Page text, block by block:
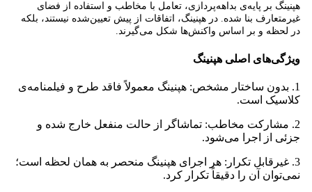
هپنینگ بر پایه‌ی بداهه‌پردازی، تعامل با مخاطب و استفاده از فضای
غیرمتعارف بنا شده. در هپنینگ، اتفاقات از پیش تعیین‌شده نیستند، بلکه
در لحظه و بر اساس واکنش‌ها شکل می‌گیرند.
ویژگی‌های اصلی هپنینگ
1. بدون ساختار مشخص: هپنینگ معمولاً فاقد طرح و فیلمنامه‌ی
کلاسیک است.
2. مشارکت مخاطب: تماشاگر از حالت منفعل خارج شده و
جزئی از اجرا می‌شود.
3. غیرقابل تکرار: هر اجرای هپنینگ منحصر به همان لحظه است؛
نمی‌توان آن را دقیقاً تکرار کرد.